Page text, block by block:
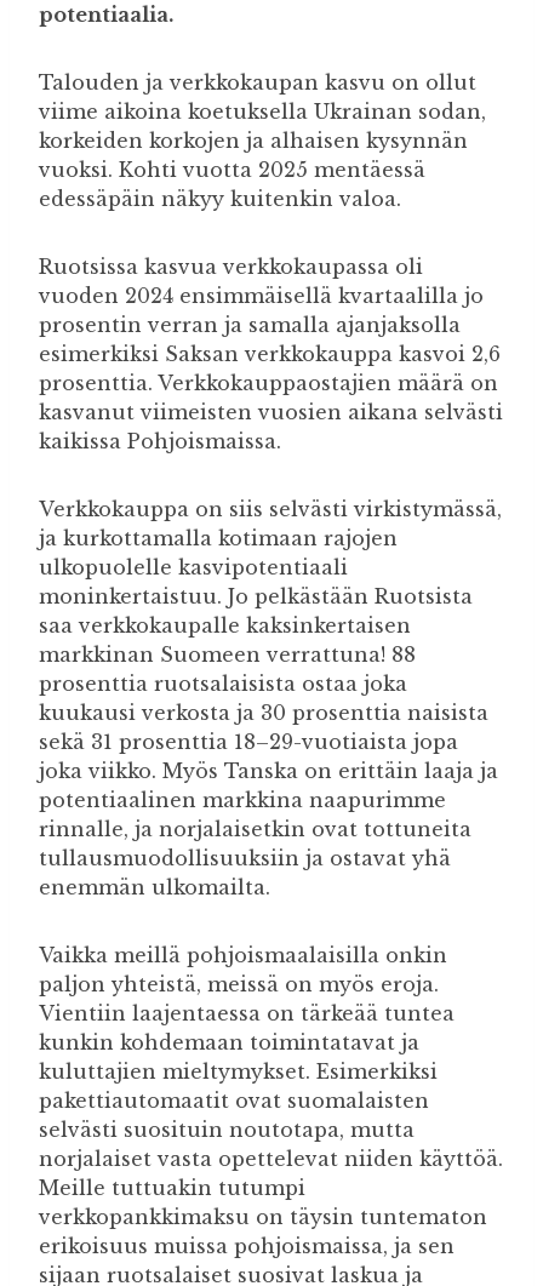
potentiaalia.
Talouden ja verkkokaupan kasvu on ollut
viime aikoina koetuksella Ukrainan sodan,
korkeiden korkojen ja alhaisen kysynnän
vuoksi. Kohti vuotta 2025 mentäessä
edessäpäin näkyy kuitenkin valoa.
Ruotsissa kasvua verkkokaupassa oli
vuoden 2024 ensimmäisellä kvartaalilla jo
prosentin verran ja samalla ajanjaksolla
esimerkiksi Saksan verkkokauppa kasvoi 2,6
prosenttia. Verkkokauppaostajien määrä on
kasvanut viimeisten vuosien aikana selvästi
kaikissa Pohjoismaissa.
Verkkokauppa on siis selvästi virkistymässä,
ja kurkottamalla kotimaan rajojen
ulkopuolelle kasvipotentiaali
moninkertaistuu. Jo pelkästään Ruotsista
saa verkkokaupalle kaksinkertaisen
markkinan Suomeen verrattuna! 88
prosenttia ruotsalaisista ostaa joka
kuukausi verkosta ja 30 prosenttia naisista
sekä 31 prosenttia 18–29-vuotiaista jopa
joka viikko. Myös Tanska on erittäin laaja ja
potentiaalinen markkina naapurimme
rinnalle, ja norjalaisetkin ovat tottuneita
tullausmuodollisuuksiin ja ostavat yhä
enemmän ulkomailta.
Vaikka meillä pohjoismaalaisilla onkin
paljon yhteistä, meissä on myös eroja.
Vientiin laajentaessa on tärkeää tuntea
kunkin kohdemaan toimintatavat ja
kuluttajien mieltymykset. Esimerkiksi
pakettiautomaatit ovat suomalaisten
selvästi suosituin noutotapa, mutta
norjalaiset vasta opettelevat niiden käyttöä.
Meille tuttuakin tutumpi
verkkopankkimaksu on täysin tuntematon
erikoisuus muissa pohjoismaissa, ja sen
sijaan ruotsalaiset suosivat laskua ja